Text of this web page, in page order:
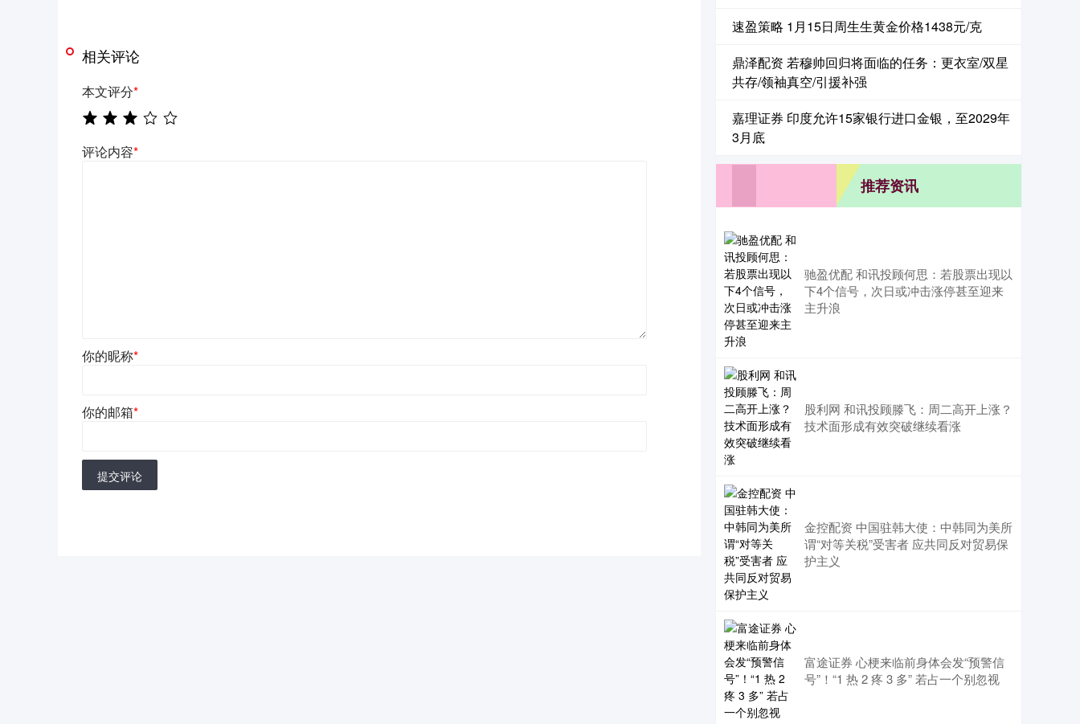
相关评论
本文评分*
评论内容*
你的昵称*
你的邮箱*
提交评论
速盈策略 1月15日周生生黄金价格1438元/克
鼎泽配资 若穆帅回归将面临的任务：更衣室/双星
共存/领袖真空/引援补强
嘉理证券 印度允许15家银行进口金银，至2029年
3月底
推荐资讯
驰盈优配 和讯投顾何思：若股票出现以
下4个信号，次日或冲击涨停甚至迎来
主升浪
股利网 和讯投顾滕飞：周二高开上涨？
技术面形成有效突破继续看涨
金控配资 中国驻韩大使：中韩同为美所
谓“对等关税”受害者 应共同反对贸易保
护主义
富途证券 心梗来临前身体会发“预警信
号”！“1 热 2 疼 3 多” 若占一个别忽视